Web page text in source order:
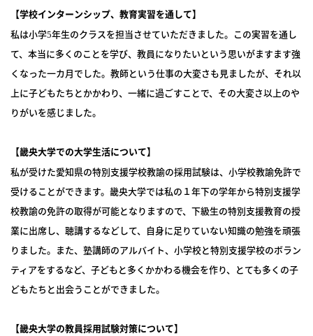
【学校インターンシップ、教育実習を通して】
私は小学5年生のクラスを担当させていただきました。この実習を通し
て、本当に多くのことを学び、教員になりたいという思いがますます強
くなった一カ月でした。教師という仕事の大変さも見ましたが、それ以
上に子どもたちとかかわり、一緒に過ごすことで、その大変さ以上のや
りがいを感じました。
【畿央大学での大学生活について】
私が受けた愛知県の特別支援学校教諭の採用試験は、小学校教諭免許で
受けることができます。畿央大学では私の１年下の学年から特別支援学
校教諭の免許の取得が可能となりますので、下級生の特別支援教育の授
業に出席し、聴講するなどして、自身に足りていない知識の勉強を頑張
りました。また、塾講師のアルバイト、小学校と特別支援学校のボラン
ティアをするなど、子どもと多くかかわる機会を作り、とても多くの子
どもたちと出会うことができました。
【畿央大学の教員採用試験対策について】